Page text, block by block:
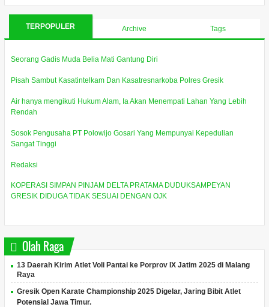
TERPOPULER Archive Tags
Seorang Gadis Muda Belia Mati Gantung Diri
Pisah Sambut Kasatintelkam Dan Kasatresnarkoba Polres Gresik
Air hanya mengikuti Hukum Alam, Ia Akan Menempati Lahan Yang Lebih
Rendah
Sosok Pengusaha PT Polowijo Gosari Yang Mempunyai Kepedulian
Sangat Tinggi
Redaksi
KOPERASI SIMPAN PINJAM DELTA PRATAMA DUDUKSAMPEYAN
GRESIK DIDUGA TIDAK SESUAI DENGAN OJK
Olah Raga
13 Daerah Kirim Atlet Voli Pantai ke Porprov IX Jatim 2025 di Malang
Raya
Gresik Open Karate Championship 2025 Digelar, Jaring Bibit Atlet
Potensial Jawa Timur.